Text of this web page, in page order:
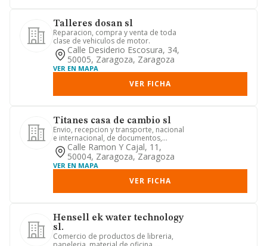
Talleres dosan sl
Reparacion, compra y venta de toda
clase de vehiculos de motor.
Calle Desiderio Escosura, 34,
50005, Zaragoza, Zaragoza
VER EN MAPA
VER FICHA
Titanes casa de cambio sl
Envio, recepcion y transporte, nacional
e internacional, de documentos,
remesas, sobres, paqueteria...
Calle Ramon Y Cajal, 11,
50004, Zaragoza, Zaragoza
VER EN MAPA
VER FICHA
Hensell ek water technology
sl.
Comercio de productos de libreria,